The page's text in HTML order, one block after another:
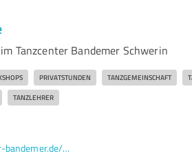
Tanzcenter Bandemer Schwerin
PRIVATSTUNDEN TANZGEMEINSCHAFT
TANZLEHRER
www.adtv-tanzcenter-bandemer.de/start.html